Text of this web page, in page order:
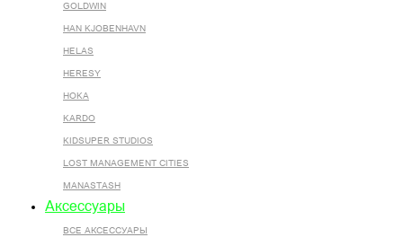
GOLDWIN
HAN KJOBENHAVN
HELAS
HERESY
HOKA
KARDO
KIDSUPER STUDIOS
LOST MANAGEMENT CITIES
MANASTASH
Аксессуары
ВСЕ AКСЕССУАРЫ